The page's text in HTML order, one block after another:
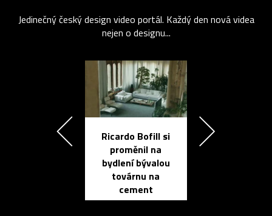
Jedinečný český design video portál. Každý den nová videa
nejen o designu...
Ricardo Bofill si
proměnil na
bydlení bývalou
továrnu na
cement